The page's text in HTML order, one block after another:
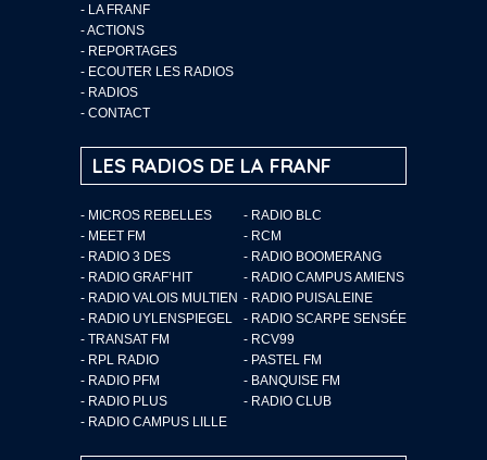
- LA FRANF
-ACTIONS
- REPORTAGES
- ECOUTER LES RADIOS
- RADIOS
- CONTACT
LES RADIOS DE LA FRANF
- MICROS REBELLES
- RADIO BLC
- MEET FM
- RCM
- RADIO 3 DES
- RADIO BOOMERANG
- RADIO GRAF’HIT
- RADIO CAMPUS AMIENS
- RADIO VALOIS MULTIEN - RADIO PUISALEINE
- RADIO UYLENSPIEGEL
- RADIO SCARPE SENSÉE
- TRANSAT FM
- RCV99
- RPL RADIO
- PASTEL FM
- RADIO PFM
- BANQUISE FM
- RADIO PLUS
- RADIO CLUB
- RADIO CAMPUS LILLE